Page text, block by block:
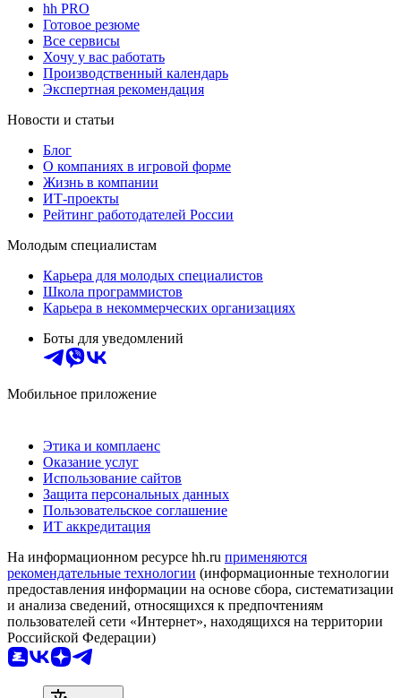
hh PRO
Готовое резюме
Все сервисы
Хочу у вас работать
Производственный календарь
Экспертная рекомендация
Новости и статьи
Блог
О компаниях в игровой форме
Жизнь в компании
ИТ-проекты
Рейтинг работодателей России
Молодым специалистам
Карьера для молодых специалистов
Школа программистов
Карьера в некоммерческих организациях
Боты для уведомлений
Мобильное приложение
Этика и комплаенс
Оказание услуг
Использование сайтов
Защита персональных данных
Пользовательское соглашение
ИТ аккредитация
На информационном ресурсе hh.ru применяются
рекомендательные технологии (информационные технологии
предоставления информации на основе сбора, систематизации
и анализа сведений, относящихся к предпочтениям
пользователей сети «Интернет», находящихся на территории
Российской Федерации)